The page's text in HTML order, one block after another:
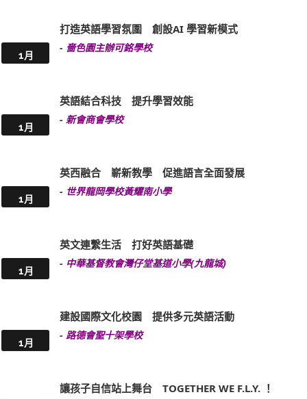
1月
打造英語學習氛圍 創設AI 學習新模式
- 嗇色園主辦可銘學校
1月
英語結合科技 提升學習效能
- 新會商會學校
1月
英西融合 嶄新教學 促進語言全面發展
- 世界龍岡學校黃耀南小學
1月
英文連繫生活 打好英語基礎
- 中華基督教會灣仔堂基道小學(九龍城)
1月
建設國際文化校園 提供多元英語活動
- 路德會聖十架學校
讓孩子自信站上舞台 TOGETHER WE F.L.Y. ！